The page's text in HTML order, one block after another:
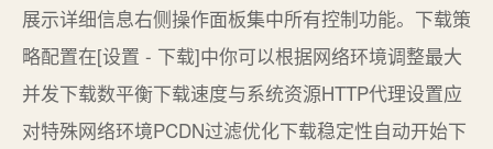
展示详细信息右侧操作面板集中所有控制功能。下载策
略配置在[设置 - 下载]中你可以根据网络环境调整最大
并发下载数平衡下载速度与系统资源HTTP代理设置应
对特殊网络环境PCDN过滤优化下载稳定性自动开始下